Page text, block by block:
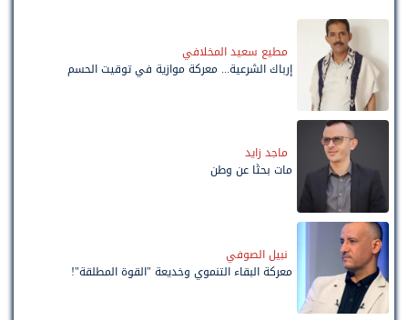
مطيع سعيد المخلافي
إرباك الشرعية... معركة موازية في توقيت الحسم
ماجد زايد
مات بحثًا عن وطن
نبيل الصوفي
معركة البقاء التنموي وخديعة "القوة المطلقة"!